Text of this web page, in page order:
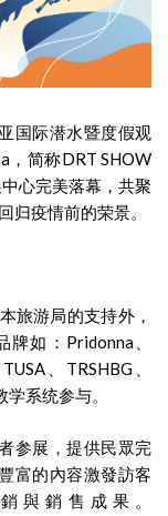
国际潜水暨度假观
，简称DRT SHOW
心完美落幕，共聚
疫情前的荣景。
旅游局的支持外，
如：Pridonna、
、TRSHBG、
系统参与。
参展，提供民眾完
富的內容激發訪客
與銷售成果。